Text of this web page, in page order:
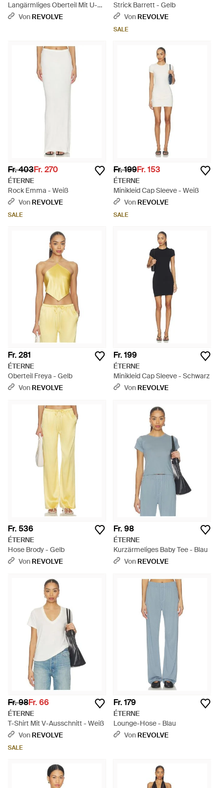
Langärmliges Oberteil Mit U-
Boot-Ausschnitt - Weiß
Von REVOLVE
Strick Barrett - Gelb
Von REVOLVE
SALE
Fr. 403Fr. 270
ÉTERNE
Rock Emma - Weiß
Von REVOLVE
SALE
Fr. 199Fr. 153
ÉTERNE
Minikleid Cap Sleeve - Weiß
Von REVOLVE
SALE
Fr. 281
ÉTERNE
Oberteil Freya - Gelb
Von REVOLVE
Fr. 199
ÉTERNE
Minikleid Cap Sleeve - Schwarz
Von REVOLVE
Fr. 536
ÉTERNE
Hose Brody - Gelb
Von REVOLVE
Fr. 98
ÉTERNE
Kurzärmeliges Baby Tee - Blau
Von REVOLVE
Fr. 98Fr. 66
ÉTERNE
T-Shirt Mit V-Ausschnitt - Weiß
Von REVOLVE
SALE
Fr. 179
ÉTERNE
Lounge-Hose - Blau
Von REVOLVE